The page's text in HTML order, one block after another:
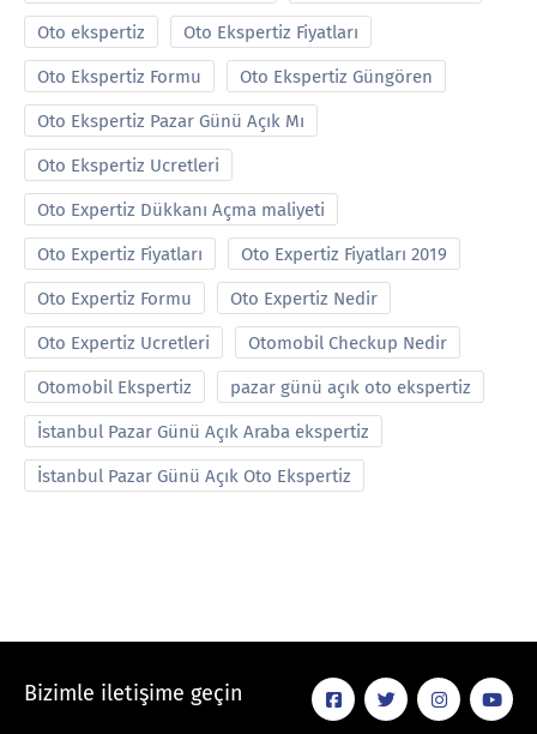
Oto ekspertiz Oto Ekspertiz Fiyatları
Oto Ekspertiz Formu Oto Ekspertiz Güngören
Oto Ekspertiz Pazar Günü Açık Mı
Oto Ekspertiz Ucretleri
Oto Expertiz Dükkanı Açma maliyeti
Oto Expertiz Fiyatları Oto Expertiz Fiyatları 2019
Oto Expertiz Formu Oto Expertiz Nedir
Oto Expertiz Ucretleri Otomobil Checkup Nedir
Otomobil Ekspertiz pazar günü açık oto ekspertiz
İstanbul Pazar Günü Açık Araba ekspertiz
İstanbul Pazar Günü Açık Oto Ekspertiz
Bizimle iletişime geçin